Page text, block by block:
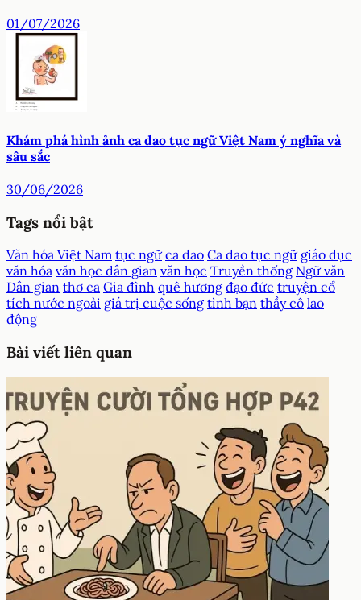
01/07/2026
Khám phá hình ảnh ca dao tục ngữ Việt Nam ý nghĩa và
sâu sắc
30/06/2026
Tags nổi bật
Văn hóa Việt Nam tục ngữ ca dao Ca dao tục ngữ giáo dục
văn hóa văn học dân gian văn học Truyền thống Ngữ văn
Dân gian thơ ca Gia đình quê hương đạo đức truyện cổ
tích nước ngoài giá trị cuộc sống tình bạn thầy cô lao
động
Bài viết liên quan